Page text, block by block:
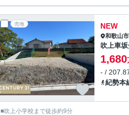
売地 NEW
和歌山市
吹上車坂
1,680
- /
紀勢本
■吹上小学校まで徒歩約9分